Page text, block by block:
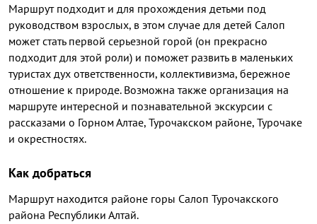
Маршрут подходит и для прохождения детьми под
руководством взрослых, в этом случае для детей Салоп
может стать первой серьезной горой (он прекрасно
подходит для этой роли) и поможет развить в маленьких
туристах дух ответственности, коллективизма, бережное
отношение к природе. Возможна также организация на
маршруте интересной и познавательной экскурсии с
рассказами о Горном Алтае, Турочакском районе, Турочаке
и окрестностях.
Как добраться
Маршрут находится районе горы Салоп Турочакского
района Республики Алтай.